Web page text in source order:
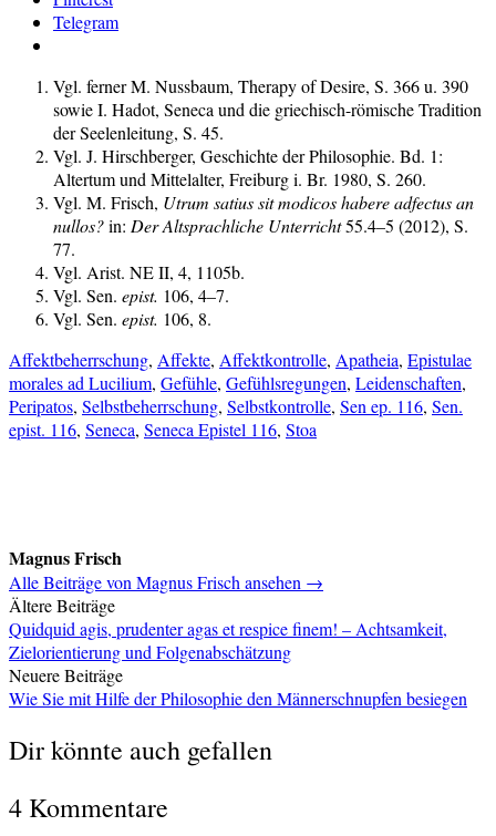
Telegram
Vgl. ferner M. Nussbaum, Therapy of Desire, S. 366 u. 390
sowie I. Hadot, Seneca und die griechisch-römische Tradition
der Seelenleitung, S. 45.
Vgl. J. Hirschberger, Geschichte der Philosophie. Bd. 1:
Altertum und Mittelalter, Freiburg i. Br. 1980, S. 260.
Vgl. M. Frisch, Utrum satius sit modicos habere adfectus an
nullos?in: Der Altsprachliche Unterricht55.4–5 (2012), S.
77.
Vgl. Arist. NE II, 4, 1105b.
Vgl. Sen. epist. 106, 4–7.
Vgl. Sen. epist. 106, 8.
Affektbeherrschung, Affekte, Affektkontrolle, Apatheia, Epistulae
morales ad Lucilium, Gefühle, Gefühlsregungen, Leidenschaften,
Peripatos, Selbstbeherrschung, Selbstkontrolle, Sen ep. 116, Sen.
epist. 116, Seneca, Seneca Epistel 116, Stoa
Magnus Frisch
Alle Beiträge von Magnus Frisch ansehen →
Beitragsnavigation
Ältere Beiträge
Quidquid agis, prudenter agas et respice finem! – Achtsamkeit,
Zielorientierung und Folgenabschätzung
Neuere Beiträge
Wie Sie mit Hilfe der Philosophie den Männerschnupfen besiegen
Dir könnte auch gefallen
4 Kommentare